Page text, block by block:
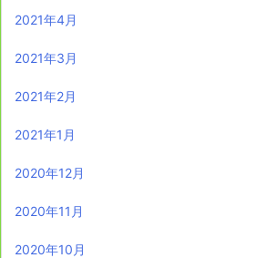
2021年4月
2021年3月
2021年2月
2021年1月
2020年12月
2020年11月
2020年10月